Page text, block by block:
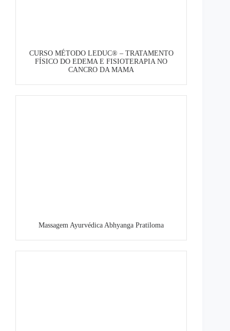
CURSO MÉTODO LEDUC® – TRATAMENTO
FÍSICO DO EDEMA E FISIOTERAPIA NO
CANCRO DA MAMA
Massagem Ayurvédica Abhyanga Pratiloma